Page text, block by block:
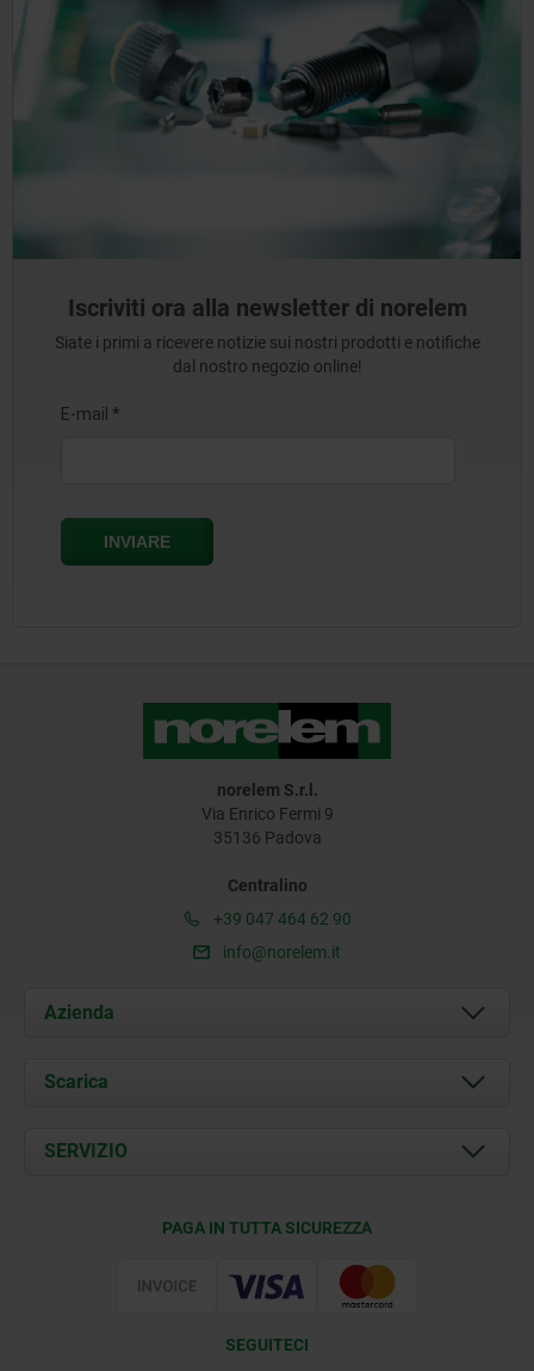
Iscriviti ora alla newsletter di norelem
Siate i primi a ricevere notizie sui nostri prodotti e notifiche
dal nostro negozio online!
norelem S.r.l.
Via Enrico Fermi 9
35136 Padova
Centralino
+39 047 464 62 90
info@norelem.it
Azienda
Chi siamo
Contatti
Scarica
Documents
SERVIZIO
PAGA IN TUTTA SICUREZZA
SEGUITECI